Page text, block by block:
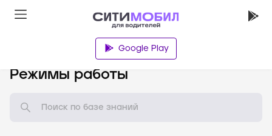
Google Play
Режимы работы